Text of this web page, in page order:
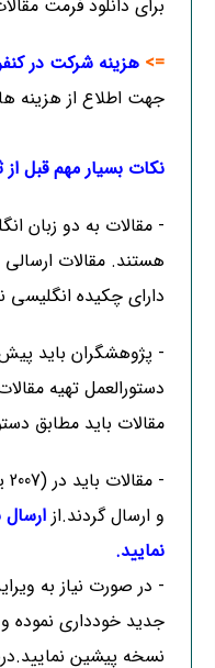
برای دانلود فرمت
=> هزینه شرکت در
جهت اطلاع از هزینه
نکات بسیار مهم قبل از
- مقالات به دو زبان
هستند. مقالات ارسالی
دارای چکیده انگلیسی
- پژوهشگران باید پیش
دستورالعمل تهیه
مقالات باید مطابق
و ارسال گردند.از
نمایید.
- در صورت نیاز به
جدید خودداری نموده
نسخه پیشین